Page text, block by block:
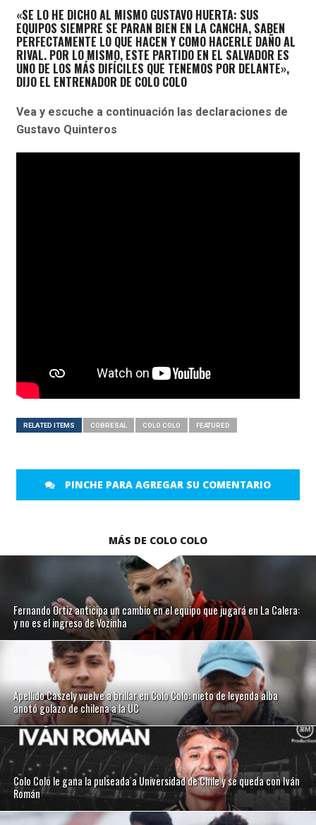
«SE LO HE DICHO AL MISMO GUSTAVO HUERTA: SUS
EQUIPOS SIEMPRE SE PARAN BIEN EN LA CANCHA, SABEN
PERFECTAMENTE LO QUE HACEN Y COMO HACERLE DAÑO AL
RIVAL. POR LO MISMO, ESTE PARTIDO EN EL SALVADOR ES
UNO DE LOS MÁS DIFÍCILES QUE TENEMOS POR DELANTE»,
DIJO EL ENTRENADOR DE COLO COLO
Vea y escuche a continuación las declaraciones de
Gustavo Quinteros
RELATED ITEMS COBRESAL COLO COLO FEATURED
PINCHE PARA AGREGAR SU COMENTARIO
MÁS DE COLO COLO
Fernando Ortiz anticipa un cambio en el equipo que jugará en La Calera:
y no es el ingreso de Vozinha
Apellido Caszely vuelve a brillar en Colo Colo: nieto de leyenda alba
anotó golazo de chilena a la UC
Colo Colo le gana la pulseada a Universidad de Chile y se queda con Iván
Román